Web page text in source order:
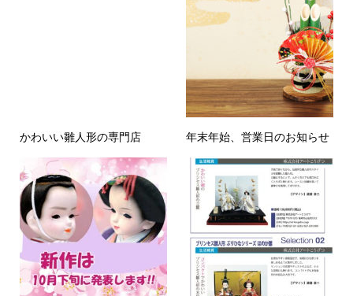
かわいい雛人形の専門店 年末年始、営業日のお知らせ